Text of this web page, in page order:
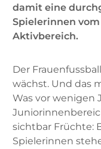
damit eine
Spielerinnen
Aktivbereich.
Der
wächst. Und das
Was vor wenigen
sichtbar Früchte:
Spielerinnen